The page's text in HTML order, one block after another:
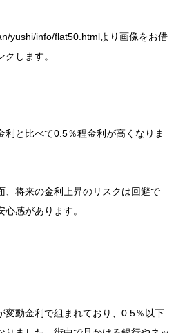
yushi/info/flat50.htmlより画像をお借
します。
利と比べて0.5％程金利が高くなりま
、将来の金利上昇のリスクは回避で
感があります。
変動金利で組まれており、0.5％以下